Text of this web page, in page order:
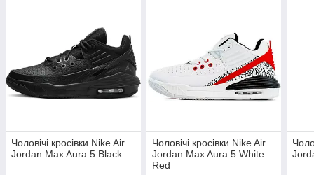
Чоловічі кросівки Nike Air
Jordan Max Aura 5 Black
Чоловічі кросівки Nike Air
Jordan Max Aura 5 White
Red